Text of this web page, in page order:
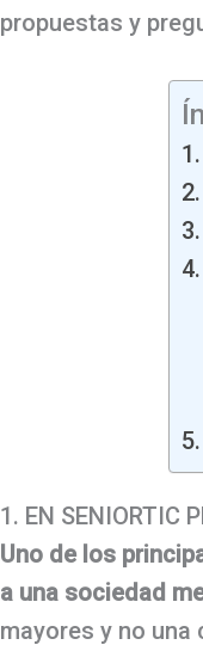
propuestas y
1. EN SENIORTIC
Uno de los
a una sociedad
mayores y no una